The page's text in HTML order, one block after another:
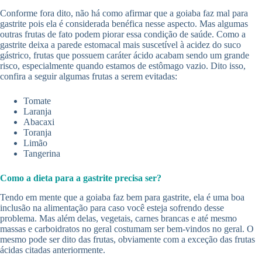
Conforme fora dito, não há como afirmar que a goiaba faz mal para
gastrite pois ela é considerada benéfica nesse aspecto. Mas algumas
outras frutas de fato podem piorar essa condição de saúde. Como a
gastrite deixa a parede estomacal mais suscetível à acidez do suco
gástrico, frutas que possuem caráter ácido acabam sendo um grande
risco, especialmente quando estamos de estômago vazio. Dito isso,
confira a seguir algumas frutas a serem evitadas:
Tomate
Laranja
Abacaxi
Toranja
Limão
Tangerina
Como a dieta para a gastrite precisa ser?
Tendo em mente que a goiaba faz bem para gastrite, ela é uma boa
inclusão na alimentação para caso você esteja sofrendo desse
problema. Mas além delas, vegetais, carnes brancas e até mesmo
massas e carboidratos no geral costumam ser bem-vindos no geral. O
mesmo pode ser dito das frutas, obviamente com a exceção das frutas
ácidas citadas anteriormente.